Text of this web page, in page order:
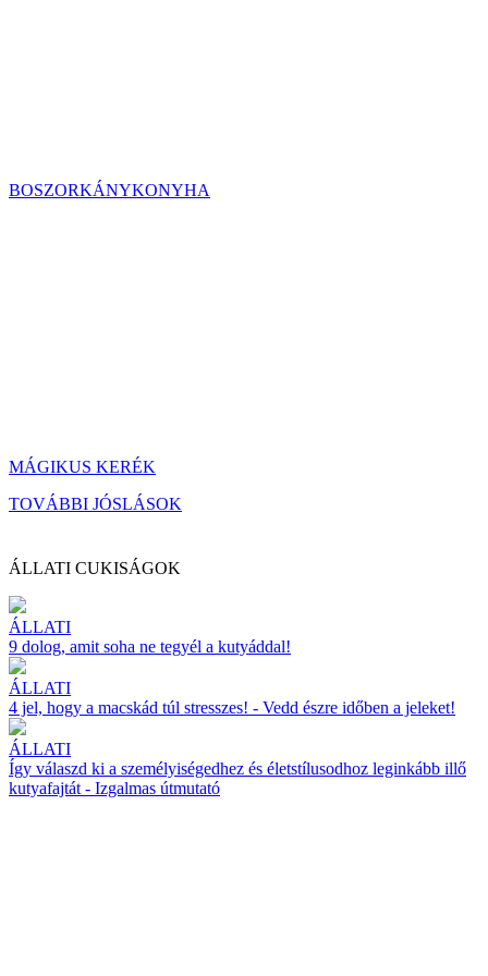
BOSZORKÁNYKONYHA
MÁGIKUS KERÉK
TOVÁBBI JÓSLÁSOK
ÁLLATI CUKISÁGOK
ÁLLATI
9 dolog, amit soha ne tegyél a kutyáddal!
ÁLLATI
4 jel, hogy a macskád túl stresszes! - Vedd észre időben a jeleket!
ÁLLATI
Így válaszd ki a személyiségedhez és életstílusodhoz leginkább illő
kutyafajtát - Izgalmas útmutató